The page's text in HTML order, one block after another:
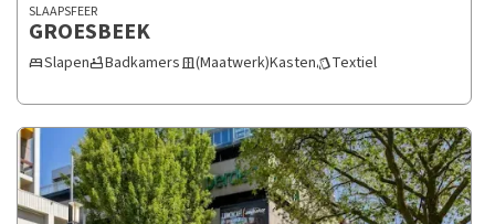
SLAAPSFEER
GROESBEEK
bedSlapenbathtubBadkamersdoor_sliding(Maatwerk)KastenstyleTextiel